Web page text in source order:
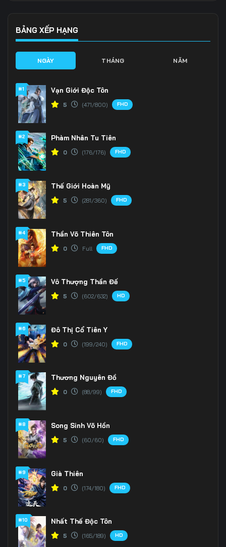
139 140 141
142 143 144
145 146
148 149
151 152
154 155
160 161
163
166 167
169
172 173
175
178 179
181
184 185
187 188
190 191
193 194
196
199 200
205 206
BẢNG XẾP HẠNG
NGÀY THÁNG NĂM
#1 Vạn Giới Độc Tôn
5 (471/800) FHD
#2 Phàm Nhân Tu Tiên
0 (176/176) FHD
#3 Thế Giới Hoàn Mỹ
5 (281/360) FHD
#4 Thần Võ Thiên Tôn
0 Full FHD
#5 Vô Thượng Thần Đế
5 (602/632) HD
#6 Đô Thị Cổ Tiên Y
0 (199/240) FHD
#7 Thương Nguyên Đồ
0 (88/99) FHD
#8 Song Sinh Võ Hồn
5 (60/60) FHD
#9 Già Thiên
0 (174/180) FHD
#10 Nhất Thế Độc Tôn
5 (165/189) HD